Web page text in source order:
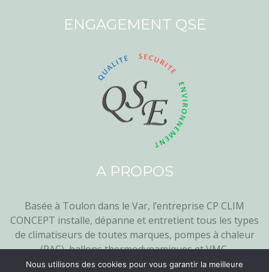
ENGAGEMENT QSE
A PROPOS
Basée à Toulon dans le Var, l’entreprise CP CLIM
CONCEPT installe, dépanne et entretient tous les types
de climatiseurs de toutes marques, pompes à chaleur
(PAC), ballons thermodynamiques et VMC.
Nous utilisons des cookies pour vous garantir la meilleure